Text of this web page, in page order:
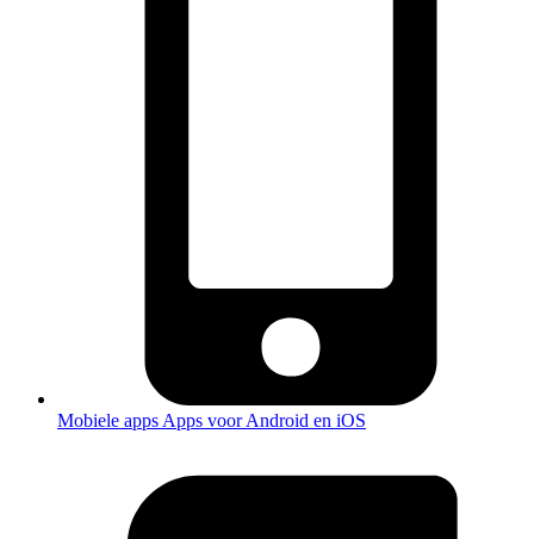
Mobiele apps Apps voor Android en iOS